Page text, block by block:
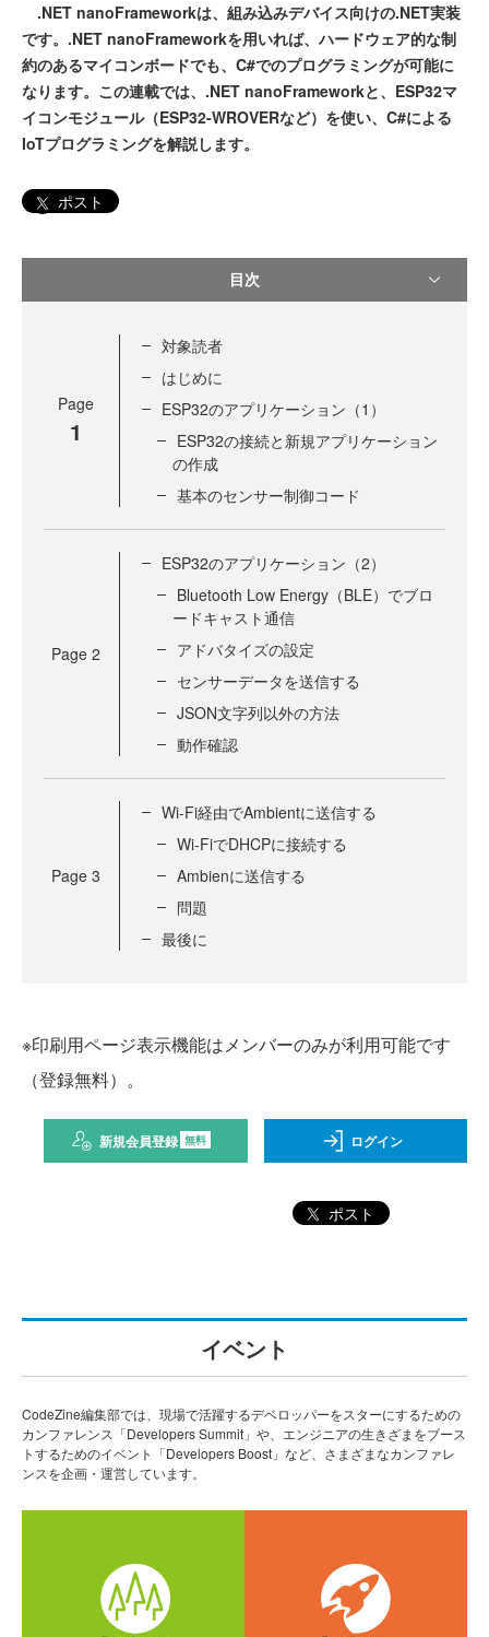
.NET nanoFrameworkは、組み込みデバイス向けの.NET実装
です。.NET nanoFrameworkを用いれば、ハードウェア的な制
約のあるマイコンボードでも、C#でのプログラミングが可能に
なります。この連載では、.NET nanoFrameworkと、ESP32マ
イコンモジュール（ESP32-WROVERなど）を使い、C#による
IoTプログラミングを解説します。
ポスト
目次
Page
1
対象読者
はじめに
ESP32のアプリケーション（1）
ESP32の接続と新規アプリケーション
の作成
基本のセンサー制御コード
Page 2
ESP32のアプリケーション（2）
Bluetooth Low Energy（BLE）でブロ
ードキャスト通信
アドバタイズの設定
センサーデータを送信する
JSON文字列以外の方法
動作確認
Page 3
Wi-Fi経由でAmbientに送信する
Wi-FiでDHCPに接続する
Ambienに送信する
問題
最後に
※印刷用ページ表示機能はメンバーのみが利用可能です
（登録無料）。
新規会員登録 無料 ログイン
ポスト
イベント
CodeZine編集部では、現場で活躍するデベロッパーをスターにするための
カンファレンス「Developers Summit」や、エンジニアの生きざまをブース
トするためのイベント「Developers Boost」など、さまざまなカンファレ
ンスを企画・運営しています。